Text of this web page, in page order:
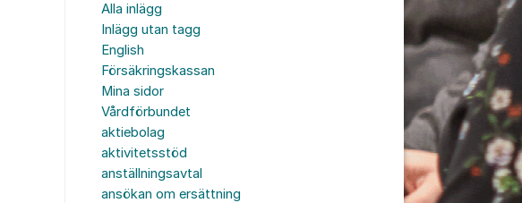
Alla inlägg
Inlägg utan tagg
English
Försäkringskassan
Mina sidor
Vårdförbundet
aktiebolag
aktivitetsstöd
anställningsavtal
ansökan om ersättning